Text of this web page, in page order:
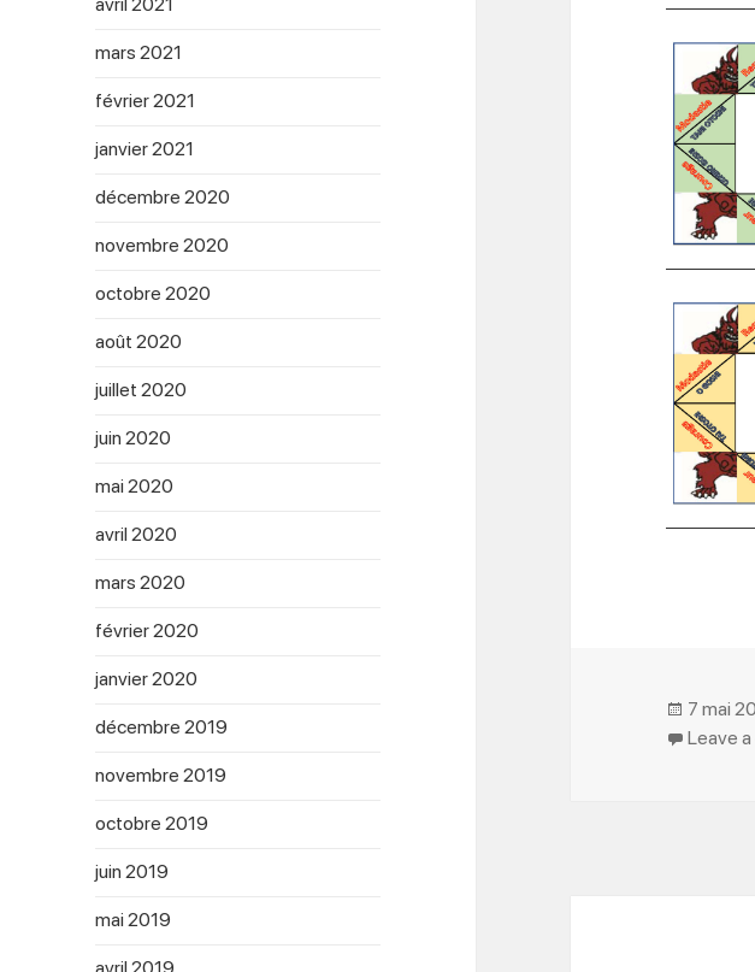
avril 2021
mars 2021
février 2021
janvier 2021
décembre 2020
novembre 2020
octobre 2020
août 2020
juillet 2020
juin 2020
mai 2020
avril 2020
mars 2020
février 2020
janvier 2020
décembre 2019
novembre 2019
octobre 2019
juin 2019
mai 2019
Posted
on
7 mai
Leave